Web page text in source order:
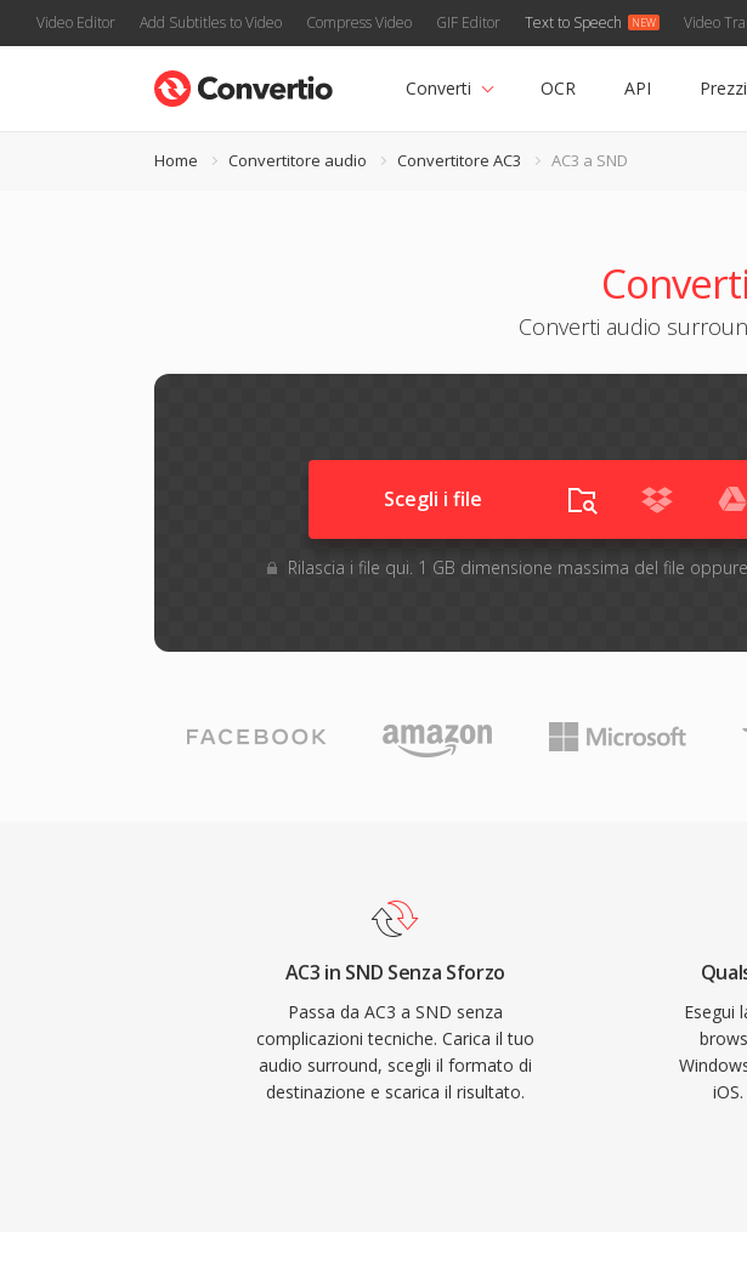
Video Editor Add Subtitles to Video Compress Video GIF Editor Text to Speech Video
Converti OCR API
Home Convertitore audio Convertitore AC3 AC3 a SND
Converti audio
Scegli i file
Rilascia i file qui. 1 GB dimensione massima del file oppure
AC3 in SND Senza Sforzo
Passa da AC3 a SND senza
complicazioni tecniche. Carica il tuo
audio surround, scegli il formato di
destinazione e scarica il risultato.
Esegui